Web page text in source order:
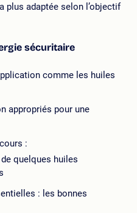
plus adaptée selon l’objectif
sécuritaire
comme les huiles
appropriés pour une
:
quelques huiles
: les bonnes